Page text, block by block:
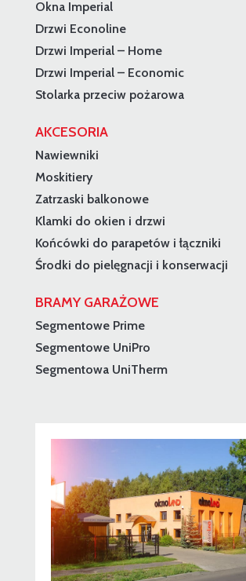
Okna Imperial
Drzwi Econoline
Drzwi Imperial – Home
Drzwi Imperial – Economic
Stolarka przeciw pożarowa
AKCESORIA
Nawiewniki
Moskitiery
Zatrzaski balkonowe
Klamki do okien i drzwi
Końcówki do parapetów i łączniki
Środki do pielęgnacji i konserwacji
BRAMY GARAŻOWE
Segmentowe Prime
Segmentowe UniPro
Segmentowa UniTherm